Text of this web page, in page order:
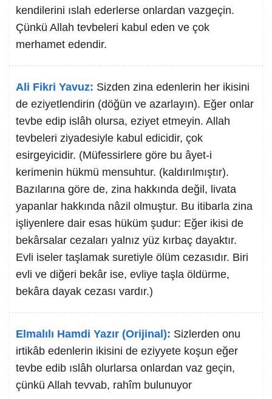
kendilerini ıslah ederlerse onlardan vazgeçin.
Çünkü Allah tevbeleri kabul eden ve çok
merhamet edendir.
Ali Fikri Yavuz: Sizden zina edenlerin her ikisini
de eziyetlendirin (döğün ve azarlayın). Eğer onlar
tevbe edip islâh olursa, eziyet etmeyin. Allah
tevbeleri ziyadesiyle kabul edicidir, çok
esirgeyicidir. (Müfessirlere göre bu âyet-i
kerimenin hükmü mensuhtur. (kaldırılmıştır).
Bazılarına göre de, zina hakkında değil, livata
yapanlar hakkında nâzil olmuştur. Bu itibarla zina
işliyenlere dair esas hüküm şudur: Eğer ikisi de
bekârsalar cezaları yalnız yüz kırbaç dayaktır.
Evli iseler taşlamak suretiyle ölüm cezasıdır. Biri
evli ve diğeri bekâr ise, evliye taşla öldürme,
bekâra dayak cezası vardır.)
Elmalılı Hamdi Yazır (Orijinal): Sizlerden onu
irtikâb edenlerin ikisini de eziyyete koşun eğer
tevbe edib ıslâh olurlarsa onlardan vaz geçin,
çünkü Allah tevvab, rahîm bulunuyor